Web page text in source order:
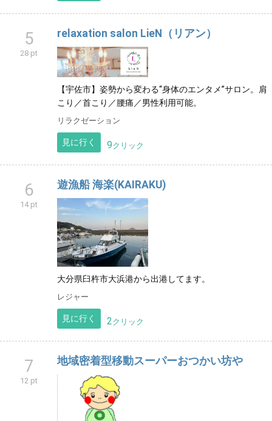
5
28 pt
relaxation salon LieN（リアン）
【宇佐市】姿勢から変わる“身体のエンタメ”サロン。肩
こり／首こり／腰痛／男性利用可能。
リラクゼーション
見に行く 9クリック
6
14 pt
遊漁船 海楽(KAIRAKU)
大分県臼杵市大浜港から出港してます。
レジャー
見に行く 2クリック
7
12 pt
地域密着型移動スーパーおつかい坊や